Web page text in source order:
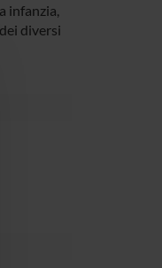
infanzia,
diversi